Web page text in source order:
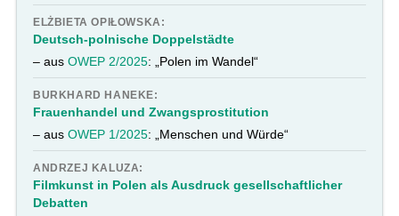
ELŻBIETA OPIŁOWSKA:
Deutsch-polnische Doppelstädte
– ausOWEP 2/2025: „Polen im Wandel“
BURKHARD HANEKE:
Frauenhandel und Zwangsprostitution
– ausOWEP 1/2025: „Menschen und Würde“
ANDRZEJ KALUZA:
Filmkunst in Polen als Ausdruck gesellschaftlicher
Debatten